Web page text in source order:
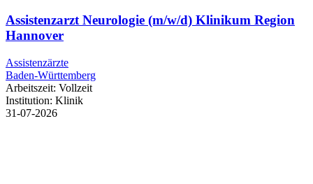
Assistenzarzt Neurologie (m/w/d) Klinikum Region
Hannover
Assistenzärzte
Baden-Württemberg
Arbeitszeit: Vollzeit
Institution: Klinik
31-07-2026